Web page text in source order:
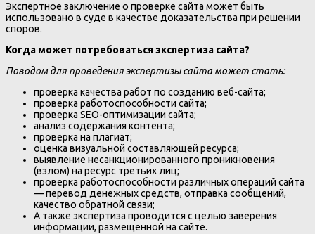
Экспертное заключение о проверке сайта может быть
использовано в суде в качестве доказательства при решении
споров.
Когда может потребоваться экспертиза сайта?
Поводом для проведения экспертизы сайта может стать:
проверка качества работ по созданию веб-сайта;
проверка работоспособности сайта;
проверка SEO-оптимизации сайта;
анализ содержания контента;
проверка на плагиат;
оценка визуальной составляющей ресурса;
выявление несанкционированного проникновения
(взлом) на ресурс третьих лиц;
проверка работоспособности различных операций сайта
— перевод денежных средств, отправка сообщений,
качество обратной связи;
А также экспертиза проводится с целью заверения
информации, размещенной на сайте.